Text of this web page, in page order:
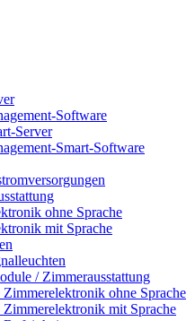
Software
Server
Smart-Software
ohne Sprache
mit Sprache
/ Zimmerausstattung
Zimmerelektronik ohne Sprache
Zimmerelektronik mit Sprache